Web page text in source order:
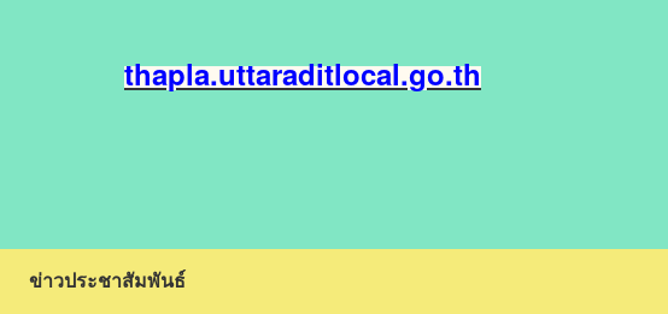
thapla.uttaraditlocal.go.th
ข่าวประชาสัมพันธ์